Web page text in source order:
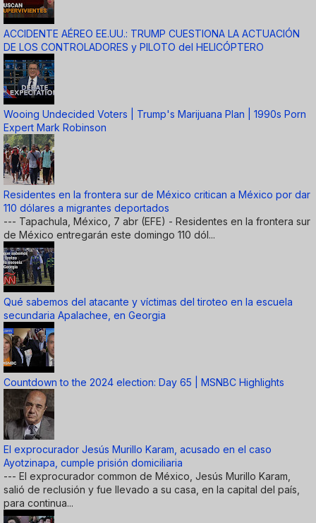
ACCIDENTE AÉREO EE.UU.: TRUMP CUESTIONA LA ACTUACIÓN
DE LOS CONTROLADORES y PILOTO del HELICÓPTERO
Wooing Undecided Voters | Trump's Marijuana Plan | 1990s Porn
Expert Mark Robinson
Residentes en la frontera sur de México critican a México por dar
110 dólares a migrantes deportados
--- Tapachula, México, 7 abr (EFE) - Residentes en la frontera sur
de México entregarán este domingo 110 dól...
Qué sabemos del atacante y víctimas del tiroteo en la escuela
secundaria Apalachee, en Georgia
Countdown to the 2024 election: Day 65 | MSNBC Highlights
El exprocurador Jesús Murillo Karam, acusado en el caso
Ayotzinapa, cumple prisión domiciliaria
--- El exprocurador common de México, Jesús Murillo Karam,
salió de reclusión y fue llevado a su casa, en la capital del país,
para continua...